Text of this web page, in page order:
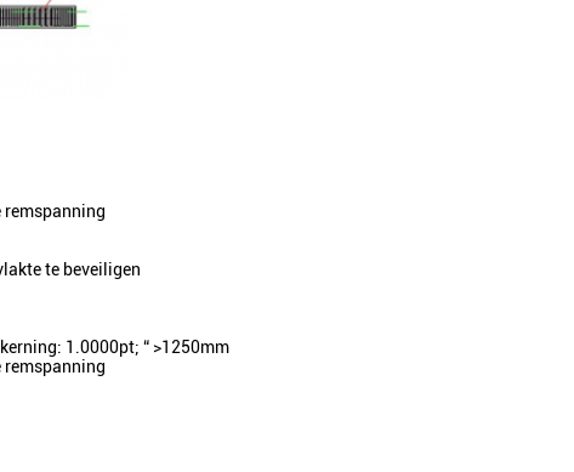
remspanning
te beveiligen
1.0000pt; “ >1250mm
remspanning